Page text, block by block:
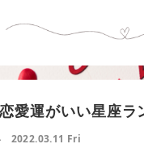
恋愛運がいい星座ラ
2022.03.11 Fri